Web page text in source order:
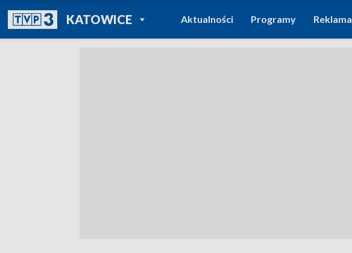
KATOWICEPOWRÓT DO
TVP REGIONY
Aktualności Programy Reklama